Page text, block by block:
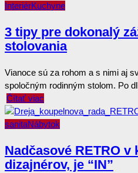
InteriérKuchyne
3 tipy pre dokonalý
stolovania
Vianoce sú za rohom a s nimi aj
spoločným rodinným stolom. Po
Čítať viac
sanitaNábytok
Nadčasové RETRO
dizajnérov, je “IN”